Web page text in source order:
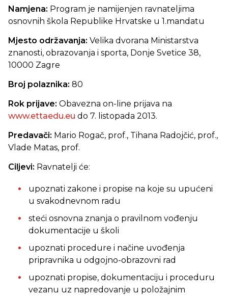
Namjena: Program je namijenjen ravnateljima
osnovnih škola Republike Hrvatske u 1.mandatu
Mjesto održavanja: Velika dvorana Ministarstva
znanosti, obrazovanja i sporta, Donje Svetice 38,
10000 Zagre
Broj polaznika: 80
Rok prijave: Obavezna on-line prijava na
www.ettaedu.eu do 7. listopada 2013.
Predavači: Mario Rogač, prof., Tihana Radojčić, prof.,
Vlade Matas, prof.
Ciljevi: Ravnatelji će:
upoznati zakone i propise na koje su upućeni
u svakodnevnom radu
steći osnovna znanja o pravilnom vođenju
dokumentacije u školi
upoznati procedure i načine uvođenja
pripravnika u odgojno-obrazovni rad
upoznati propise, dokumentaciju i proceduru
vezanu uz napredovanje u položajnim